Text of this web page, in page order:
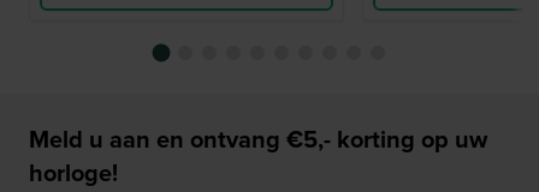
Meld u aan en ontvang €5,- korting op uw
horloge!